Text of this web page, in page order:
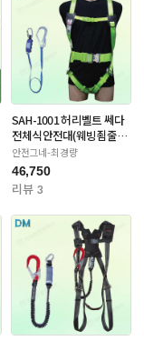
SAH-1001 허리벨트 쎄다
전체식안전대(웨빙죔줄-
대구경)
안전그네-최경량
46,750
리뷰 3